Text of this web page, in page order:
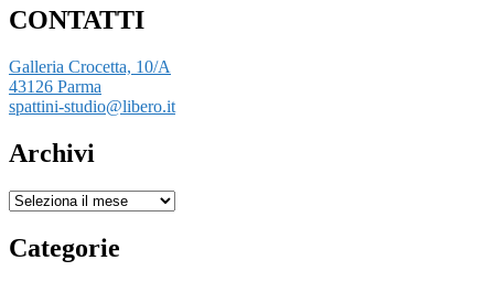
CONTATTI
Galleria Crocetta, 10/A
43126 Parma
spattini-studio@libero.it
Archivi
Archivi
Categorie